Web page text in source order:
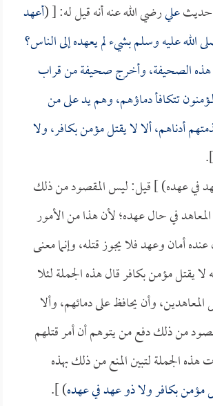
حديثعليرضي الله عنه أنه قيل له: [ (أعهد
الله عليه وسلم بشيء لم يعهده إلى الناس؟
هذه الصحيفة، وأخرج صحيفة من قراب
تتكافأ دماؤهم، وهم يد على من
أدناهم، ألا لا يقتل مؤمن بكافر، ولا
في عهده) ] قيل: ليس المقصود من ذلك
في حال عهده؛ لأن هذا من الأمور
عنده أمان وعهد فلا يجوز قتله، وإنما معنى
لا يقتل مؤمن بكافر قال هذه الجملة لئلا
وأن يحافظ على دمائهم، وألا
من ذلك دفع من يتوهم أن أمر قتلهم
الجملة لتبين المنع من ذلك بهذه
مؤمن بكافر ولا ذو عهد في عهده) ].